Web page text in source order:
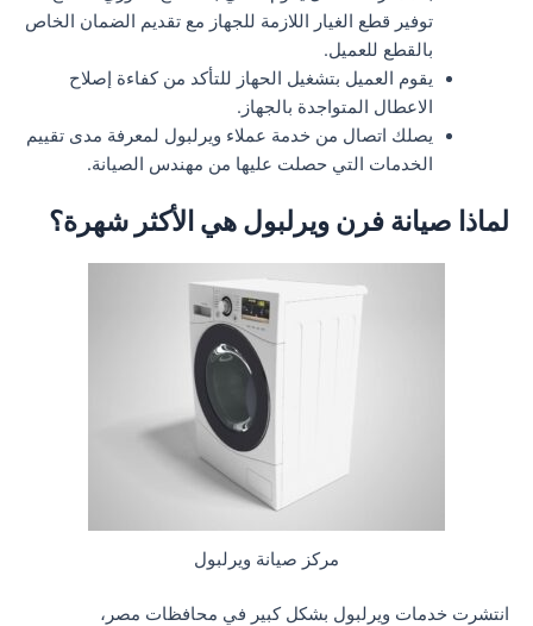
توفير قطع الغيار اللازمة للجهاز مع تقديم الضمان الخاص
بالقطع للعميل.
يقوم العميل بتشغيل الحهاز للتأكد من كفاءة إصلاح
الاعطال المتواجدة بالجهاز.
يصلك اتصال من خدمة عملاء ويرلبول لمعرفة مدى تقييم
الخدمات التي حصلت عليها من مهندس الصيانة.
لماذا صيانة فرن ويرلبول هي الأكثر شهرة؟
مركز صيانة ويرلبول
انتشرت خدمات ويرلبول بشكل كبير في محافظات مصر،